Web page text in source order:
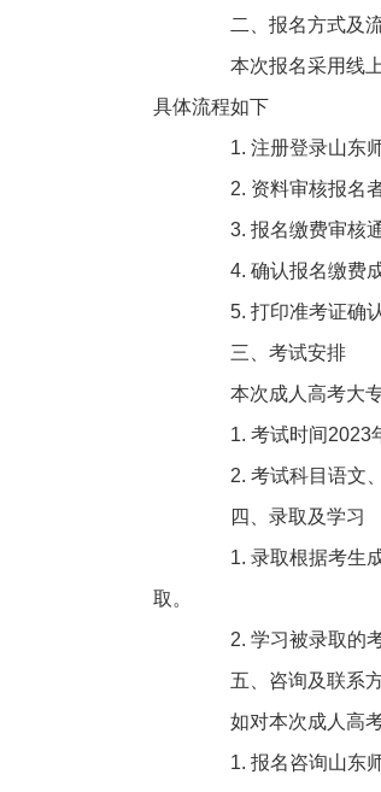
二、报名方式及
本次报名采用线上
具体流程如下
1. 注册登录山东师
2. 资料审核报名者
3. 报名缴费审核通
4. 确认报名缴费成
5. 打印准考证确认
三、考试安排
本次成人高考大专
1. 考试时间2023年
2. 考试科目语文、
四、录取及学习
1. 录取根据考生成
取。
2. 学习被录取的考
五、咨询及联系
如对本次成人高考
1. 报名咨询山东师